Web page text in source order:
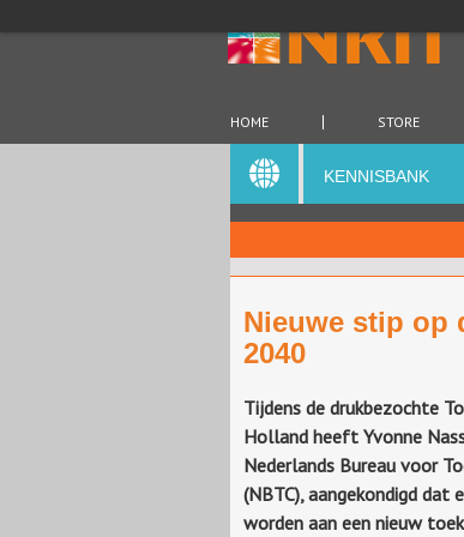
HOME STORE
KENNISBANK
Nieuwe stip op
2040
Tijdens de drukbezochte
Holland heeft Yvonne
Nederlands Bureau voor
(NBTC), aangekondigd dat
worden aan een nieuw